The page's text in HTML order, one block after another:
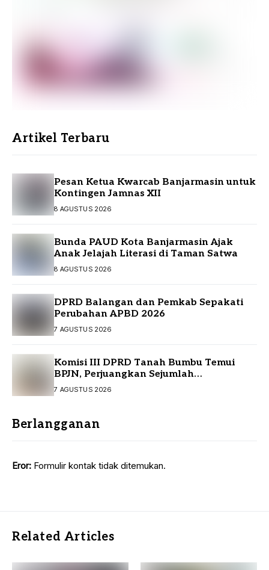
Artikel Terbaru
Pesan Ketua Kwarcab Banjarmasin untuk
Kontingen Jamnas XII
8 AGUSTUS 2026
Bunda PAUD Kota Banjarmasin Ajak
Anak Jelajah Literasi di Taman Satwa
8 AGUSTUS 2026
DPRD Balangan dan Pemkab Sepakati
Perubahan APBD 2026
7 AGUSTUS 2026
Komisi III DPRD Tanah Bumbu Temui
BPJN, Perjuangkan Sejumlah
Infrastruktur Strategis
7 AGUSTUS 2026
Berlangganan
Eror: Formulir kontak tidak ditemukan.
Related Articles